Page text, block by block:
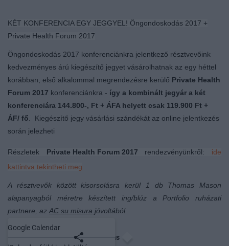
KÉT KONFERENCIA EGY JEGGYEL! Öngondoskodás 2017 +
Private Health Forum 2017
Öngondoskodás 2017 konferenciánkra jelentkező résztvevőink
kedvezményes árú kiegészítő jegyet vásárolhatnak az egy héttel
korábban, első alkalommal megrendezésre kerülő Private Health
Forum 2017 konferenciánkra - így a kombinált jegyár a két
konferenciára 144.800-, Ft + ÁFA helyett csak 119.900 Ft +
ÁF/ fő. Kiegészítő jegy vásárlási szándékát az online jelentkezés
során jelezheti
Részletek Private Health Forum 2017 rendezvényünkről: ide
kattintva tekintheti meg
A résztvevők között kisorsolásra kerül 1 db Thomas Mason
alapanyagból méretre készített ing/blúz a Portfolio ruházati
partnere, azAC su misura jóvoltából.
Google Calendar
Megosztás